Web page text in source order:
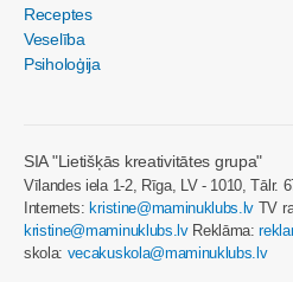
Receptes
Veselība
Psiholoģija
SIA "Lietišķās kreativitātes grupa"
Vīlandes iela 1-2, Rīga, LV - 1010, Tālr.
Internets:kristine@maminuklubs.lv TV
kristine@maminuklubs.lvReklāma:
skola: vecakuskola@maminuklubs.lv